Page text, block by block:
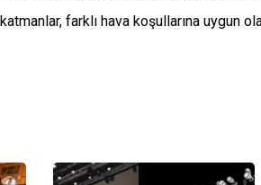
farklı hava koşullarına uygun